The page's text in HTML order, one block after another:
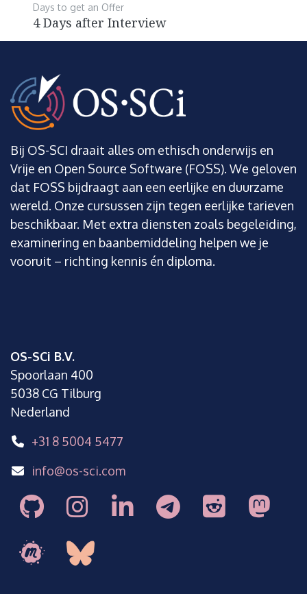
Days to get an Offer
4 Days after Interview
Bij OS-SCI draait alles om ethisch onderwijs en
Vrije en Open Source Software (FOSS). We geloven
dat FOSS bijdraagt aan een eerlijke en duurzame
wereld. Onze cursussen zijn tegen eerlijke tarieven
beschikbaar. Met extra diensten zoals begeleiding,
examinering en baanbemiddeling helpen we je
vooruit – richting kennis én diploma.
OS-SCi B.V.
Spoorlaan 400
5038 CG Tilburg
Nederland
+31 8 5004 5477
info@os-sci.com